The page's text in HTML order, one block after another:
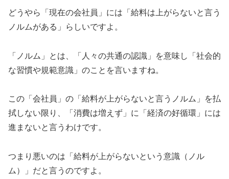
どうやら「現在の会社員」には「給料は上がらないと言う
ノルムがある」らしいですよ。
「ノルム」とは、「人々の共通の認識」を意味し「社会的
な習慣や規範意識」のことを言いますね。
この「会社員」の「給料が上がらないと言うノルム」を払
拭しない限り、「消費は増えず」に「経済の好循環」には
進まないと言うわけです。
つまり悪いのは「給料が上がらないという意識（ノル
ム）」だと言うのですよ。